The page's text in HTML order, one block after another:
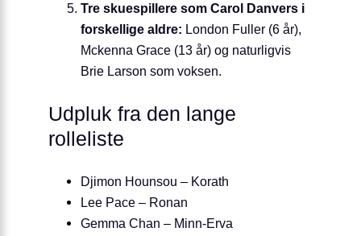
Tre skuespillere som Carol Danvers i
forskellige aldre: London Fuller (6 år),
Mckenna Grace (13 år) og naturligvis
Brie Larson som voksen.
Udpluk fra den lange
rolleliste
Djimon Hounsou – Korath
Lee Pace – Ronan
Gemma Chan – Minn-Erva